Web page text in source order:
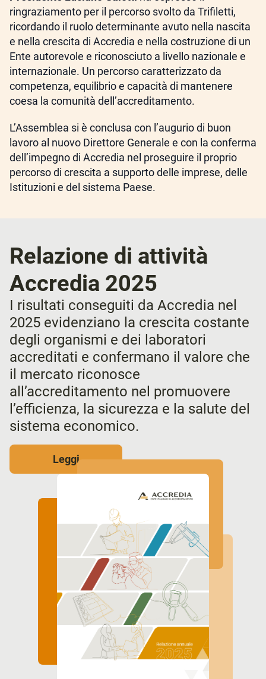
ringraziamento per il percorso svolto da Trifiletti,
ricordando il ruolo determinante avuto nella nascita
e nella crescita di Accredia e nella costruzione di un
Ente autorevole e riconosciuto a livello nazionale e
internazionale. Un percorso caratterizzato da
competenza, equilibrio e capacità di mantenere
coesa la comunità dell’accreditamento.
L’Assemblea si è conclusa con l’augurio di buon
lavoro al nuovo Direttore Generale e con la conferma
dell’impegno di Accredia nel proseguire il proprio
percorso di crescita a supporto delle imprese, delle
Istituzioni e del sistema Paese.
Relazione di attività
Accredia 2025
I risultati conseguiti da Accredia nel
2025 evidenziano la crescita costante
degli organismi e dei laboratori
accreditati e confermano il valore che
il mercato riconosce
all’accreditamento nel promuovere
l’efficienza, la sicurezza e la salute del
sistema economico.
Leggi